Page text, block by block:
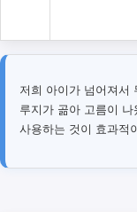
저희 아이가 넘어져서
루지가 곪아 고름이
사용하는 것이 효과적